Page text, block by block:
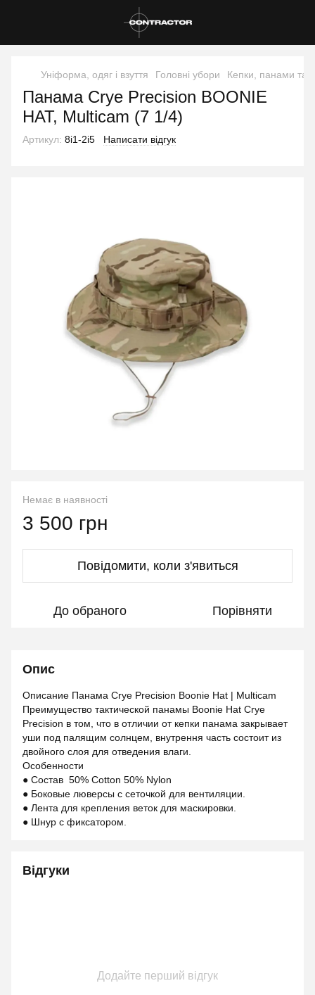
Уніформа, одяг і взуття Головні убори Кепки, панами та
Панама Crye Precision BOONIE
HAT, Multicam (7 1/4)
Артикул: 8i1-2i5 Написати відгук
Немає в наявності
3 500 грн
Повідомити, коли з'явиться
До обраного Порівняти
Опис
Описание Панама Crye Precision Boonie Hat | Multicam
Преимущество тактической панамы Boonie Hat Crye
Precision в том, что в отличии от кепки панама закрывает
уши под палящим солнцем, внутрення часть состоит из
двойного слоя для отведения влаги.
Особенности
● Состав 50% Cotton 50% Nylon
● Боковые люверсы с сеточкой для вентиляции.
● Лента для крепления веток для маскировки.
● Шнур с фиксатором.
Відгуки
Додайте перший відгук